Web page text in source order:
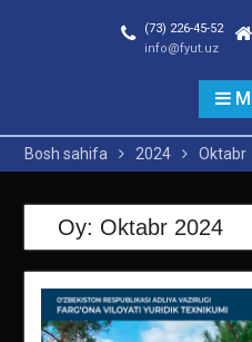
(73) 226-45-52
info@fyut.uz
Bosh sahifa 2024 Oktabr
Oy: Oktabr 2024